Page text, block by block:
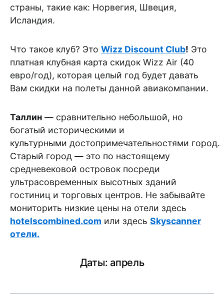
страны, такие как: Норвегия, Швеция,
Исландия.
Что такое клуб? Это Wizz Discount Club! Это
платная клубная карта скидок Wizz Air (40
евро/год), которая целый год будет давать
Вам скидки на полеты данной авиакомпании.
Таллин — сравнительно небольшой, но
богатый историческими и
культурными достопримечательностями город.
Старый город — это по настоящему
средневековой островок посреди
ультрасовременных высотных зданий
гостиниц и торговых центров. Не забывайте
мониторить низкие цены на отели здесь
hotelscombined.com или здесь Skyscanner
отели.
Даты: апрель